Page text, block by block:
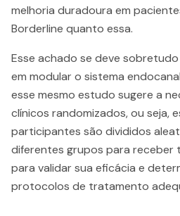
melhoria duradoura em
Borderline quanto essa.
Esse achado se deve
em modular o sistema
esse mesmo estudo sugere a
clínicos randomizados, ou seja,
participantes são divididos
diferentes grupos para
para validar sua eficácia e
protocolos de tratamento